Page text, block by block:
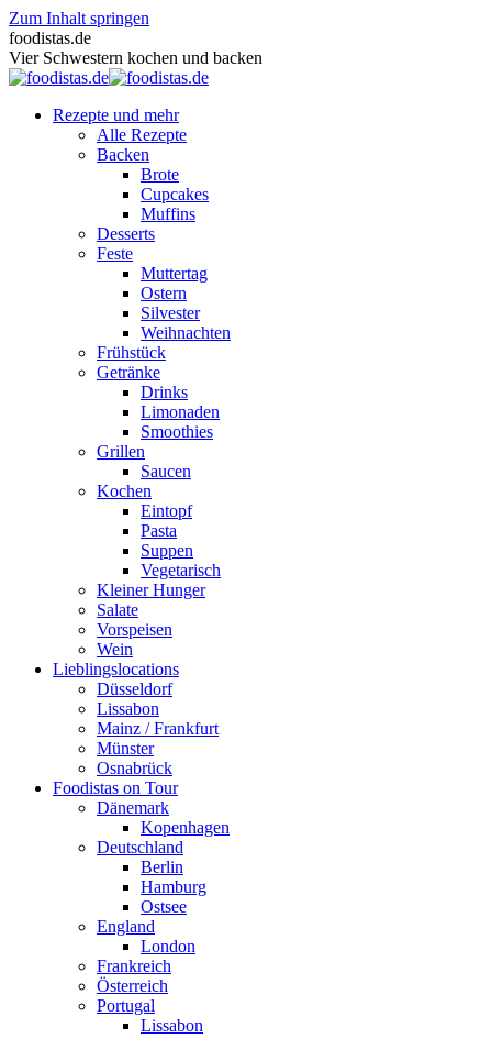
Zum Inhalt springen
foodistas.de
Vier Schwestern kochen und backen
Rezepte und mehr
Alle Rezepte
Backen
Brote
Cupcakes
Muffins
Desserts
Feste
Muttertag
Ostern
Silvester
Weihnachten
Frühstück
Getränke
Drinks
Limonaden
Smoothies
Grillen
Saucen
Kochen
Eintopf
Pasta
Suppen
Vegetarisch
Kleiner Hunger
Salate
Vorspeisen
Wein
Lieblingslocations
Düsseldorf
Lissabon
Mainz / Frankfurt
Münster
Osnabrück
Foodistas on Tour
Dänemark
Kopenhagen
Deutschland
Berlin
Hamburg
Ostsee
England
London
Frankreich
Österreich
Portugal
Lissabon